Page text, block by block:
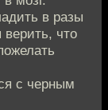
в разы
что
с черным